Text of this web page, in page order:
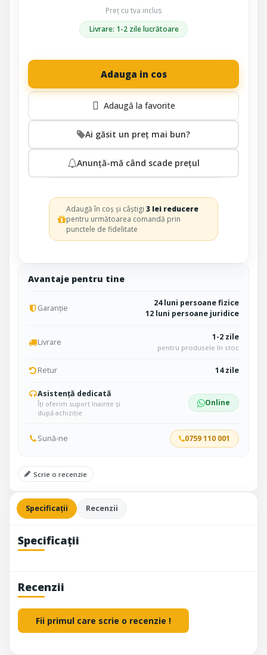
Avantaje pentru tine
Garanție
24 luni persoane fizice
12 luni persoane juridice
Livrare 1-2 zile
pentru produsele în stoc
Retur 14 zile
Asistență dedicată
Îți oferim suport înainte și
după achiziție
Online
Sună-ne 0759 110 001
Scrie o recenzie
Preț cu tva inclus
Livrare: 1-2 zile lucrătoare
Adauga in cos
Ai găsit un preț mai bun?
Anunță-mă când scade prețul
Adaugă în coș și câștigi3 lei reducere
pentru următoarea comandă prin
punctele de fidelitate
Specificații Recenzii
Specificații
Recenzii
Fii primul care scrie o recenzie !